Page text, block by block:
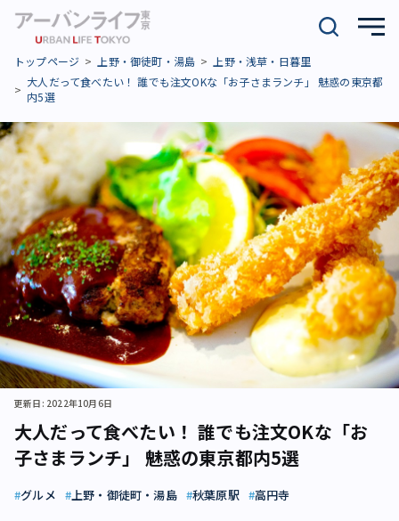
トップページ 上野・御徒町・湯島
上野・浅草・日暮里
大人だって食べたい！ 誰でも注文OKな「お子さまランチ」 魅惑の東京都
内5選
大人だって食べたい！ 誰でも注文OKな「お
子さまランチ」 魅惑の東京都内5選
更新日: 2022年10月6日
グルメ 上野・御徒町・湯島 秋葉原駅 高円寺